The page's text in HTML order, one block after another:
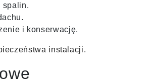
spalin.
i konserwację.
instalacji.